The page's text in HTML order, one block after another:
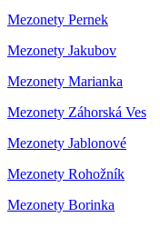
Mezonety Pernek
Mezonety Jakubov
Mezonety Marianka
Mezonety Záhorská Ves
Mezonety Jablonové
Mezonety Rohožník
Mezonety Borinka